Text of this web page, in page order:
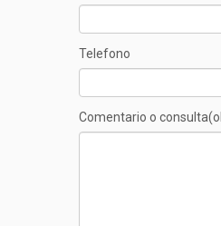
Telefono
Comentario o consulta